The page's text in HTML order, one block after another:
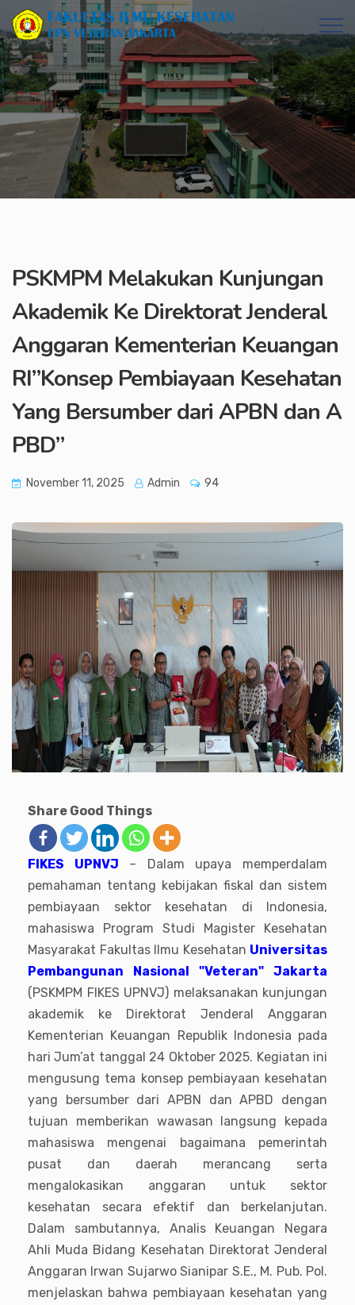
PSKMPM Melakukan Kunjungan
Akademik Ke Direktorat Jenderal
Anggaran Kementerian Keuangan
RI”Konsep Pembiayaan Kesehatan
Yang Bersumber dari APBN dan A
PBD”
November 11, 2025 Admin 94
Share Good Things
FIKES UPNVJ – Dalam upaya memperdalam
pemahaman tentang kebijakan fiskal dan sistem
pembiayaan sektor kesehatan di Indonesia,
mahasiswa Program Studi Magister Kesehatan
Masyarakat Fakultas Ilmu Kesehatan Universitas
Pembangunan Nasional "Veteran" Jakarta
(PSKMPM FIKES UPNVJ) melaksanakan kunjungan
akademik ke Direktorat Jenderal Anggaran
Kementerian Keuangan Republik Indonesia pada
hari Jum’at tanggal 24 Oktober 2025. Kegiatan ini
mengusung tema konsep pembiayaan kesehatan
yang bersumber dari APBN dan APBD dengan
tujuan memberikan wawasan langsung kepada
mahasiswa mengenai bagaimana pemerintah
pusat dan daerah merancang serta
mengalokasikan anggaran untuk sektor
kesehatan secara efektif dan berkelanjutan.
Dalam sambutannya, Analis Keuangan Negara
Ahli Muda Bidang Kesehatan Direktorat Jenderal
Anggaran Irwan Sujarwo Sianipar S.E., M. Pub. Pol.
menjelaskan bahwa pembiayaan kesehatan yang